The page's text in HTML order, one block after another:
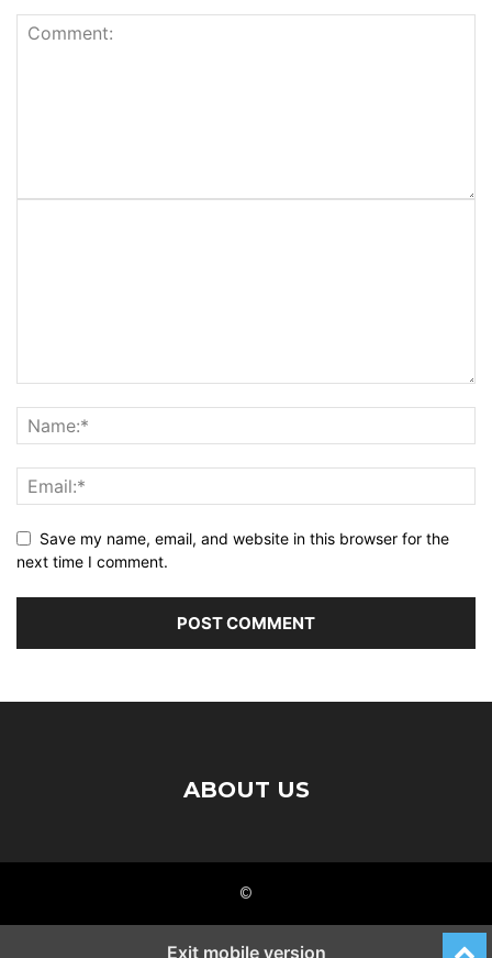
Save my name, email, and website in this browser for the
next time I comment.
ABOUT US
©
Exit mobile version